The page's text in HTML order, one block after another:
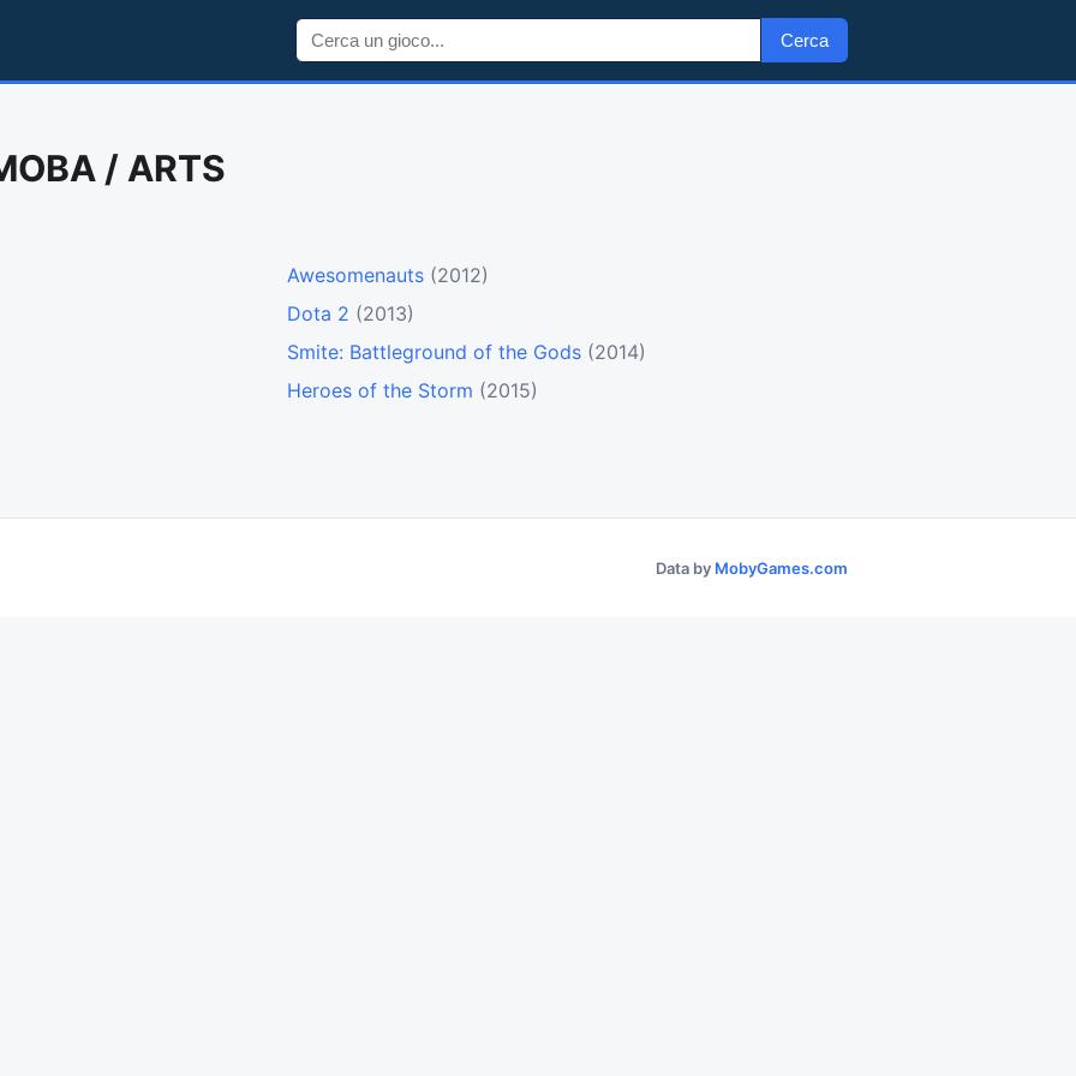
Cerca
/ ARTS
Awesomenauts (2012)
Dota 2 (2013)
Smite: Battleground of the Gods (2014)
Heroes of the Storm (2015)
Data by MobyGames.com